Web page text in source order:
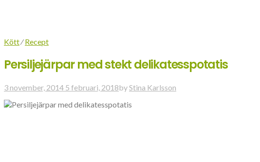
Kött⁄Recept
Persiljejärpar med stekt delikatesspotatis
3 november, 2014 5 februari, 2018byStina Karlsson